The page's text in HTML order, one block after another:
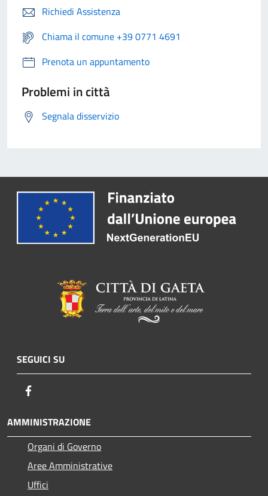
Richiedi Assistenza
Chiama il comune +39 0771 4691
Prenota un appuntamento
Problemi in città
Segnala disservizio
SEGUICI SU
AMMINISTRAZIONE
Organi di Governo
Aree Amministrative
Uffici